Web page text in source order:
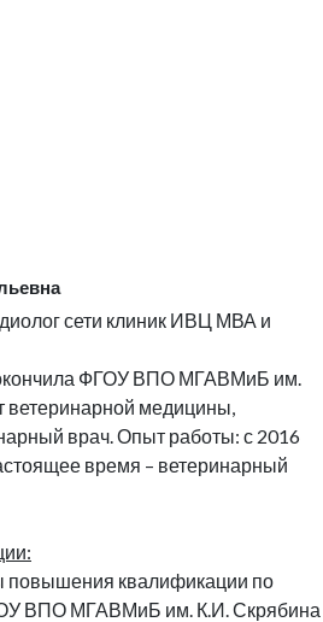
сети клиник ИВЦ МВА и
ФГОУ ВПО МГАВМиБ им.
ветеринарной медицины,
врач. Опыт работы: с 2016
время – ветеринарный
повышения квалификации по
ВПО МГАВМиБ им. К.И. Скрябина